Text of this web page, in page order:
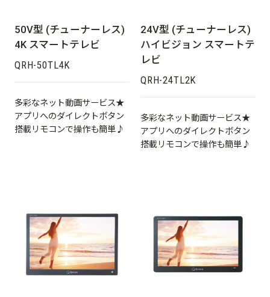
50V型 (チューナーレス)
4K スマートテレビ
QRH-50TL4K
多彩なネット動画サービス★
アプリへのダイレクトボタン
搭載リモコンで操作も簡単♪
24V型 (チューナーレス)
ハイビジョン スマートテ
レビ
QRH-24TL2K
多彩なネット動画サービス★
アプリへのダイレクトボタン
搭載リモコンで操作も簡単♪